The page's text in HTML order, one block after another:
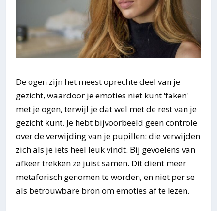
De ogen zijn het meest oprechte deel van je
gezicht, waardoor je emoties niet kunt ‘faken'
met je ogen, terwijl je dat wel met de rest van je
gezicht kunt. Je hebt bijvoorbeeld geen controle
over de verwijding van je pupillen: die verwijden
zich als je iets heel leuk vindt. Bij gevoelens van
afkeer trekken ze juist samen. Dit dient meer
metaforisch genomen te worden, en niet per se
als betrouwbare bron om emoties af te lezen.